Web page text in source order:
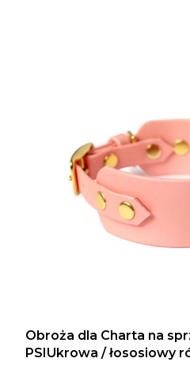
Obroża dla Charta na
PSIUkrowa / łososiowy